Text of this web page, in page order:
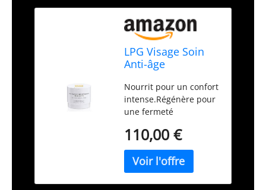
LPG Visage Soin
Anti-âge
Cellulaire 50ml
Nourrit pour un confort
intense.Régénère pour
une fermeté
de peau.Puissant anti-
rides.
110,00 €